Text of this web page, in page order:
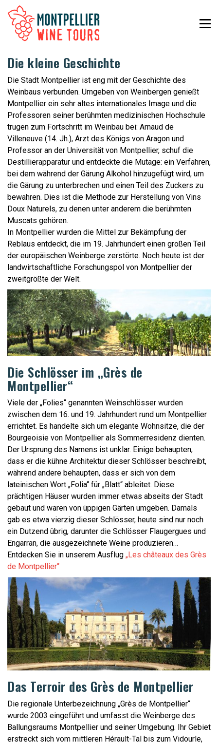
Die kleine Geschichte
Die Stadt Montpellier ist eng mit der Geschichte des
Weinbaus verbunden. Umgeben von Weinbergen genießt
Montpellier ein sehr altes internationales Image und die
Professoren seiner berühmten medizinischen Hochschule
trugen zum Fortschritt im Weinbau bei: Arnaud de
Villeneuve (14. Jh.), Arzt des Königs von Aragon und
Professor an der Universität von Montpellier, schuf die
Destillierapparatur und entdeckte die Mutage: ein Verfahren,
bei dem während der Gärung Alkohol hinzugefügt wird, um
die Gärung zu unterbrechen und einen Teil des Zuckers zu
bewahren. Dies ist die Methode zur Herstellung von Vins
Doux Naturels, zu denen unter anderem die berühmten
Muscats gehören.
In Montpellier wurden die Mittel zur Bekämpfung der
Reblaus entdeckt, die im 19. Jahrhundert einen großen Teil
der europäischen Weinberge zerstörte. Noch heute ist der
landwirtschaftliche Forschungspol von Montpellier der
zweitgrößte der Welt.
Die Schlösser im „Grès de
Montpellier“
Viele der „Folies“ genannten Weinschlösser wurden
zwischen dem 16. und 19. Jahrhundert rund um Montpellier
errichtet. Es handelte sich um elegante Wohnsitze, die der
Bourgeoisie von Montpellier als Sommerresidenz dienten.
Der Ursprung des Namens ist unklar. Einige behaupten,
dass er die kühne Architektur dieser Schlösser beschreibt,
während andere behaupten, dass er sich von dem
lateinischen Wort „Folia“ für „Blatt“ ableitet. Diese
prächtigen Häuser wurden immer etwas abseits der Stadt
gebaut und waren von üppigen Gärten umgeben. Damals
gab es etwa vierzig dieser Schlösser, heute sind nur noch
ein Dutzend übrig, darunter die Schlösser Flaugergues und
Engarran, die ausgezeichnete Weine produzieren…
Entdecken Sie in unserem Ausflug „Les châteaux des Grès
de Montpellier“
Das Terroir des Grès de Montpellier
Die regionale Unterbezeichnung „Grès de Montpellier“
wurde 2003 eingeführt und umfasst die Weinberge des
Ballungsraums Montpellier und seiner Umgebung. Ihr Gebiet
erstreckt sich vom mittleren Hérault-Tal bis zum Vidourle,